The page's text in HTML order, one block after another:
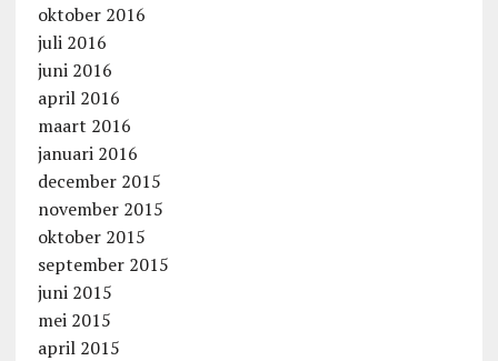
oktober 2016
juli 2016
juni 2016
april 2016
maart 2016
januari 2016
december 2015
november 2015
oktober 2015
september 2015
juni 2015
mei 2015
april 2015